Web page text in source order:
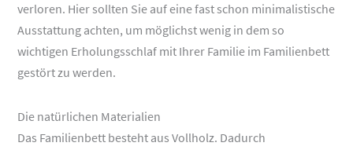
verloren. Hier sollten Sie auf eine fast schon minimalistische
Ausstattung achten, um möglichst wenig in dem so
wichtigen Erholungsschlaf mit Ihrer Familie im Familienbett
gestört zu werden.
Die natürlichen Materialien
Das Familienbett besteht aus Vollholz. Dadurch